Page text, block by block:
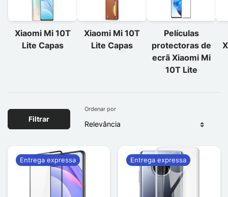
Xiaomi Mi 10T
Lite Capas
Xiaomi Mi 10T
Lite Capas
Películas
protectoras de
ecrã Xiaomi Mi
10T Lite
Filtrar
Ordenar por
Entrega expressa Entrega expressa